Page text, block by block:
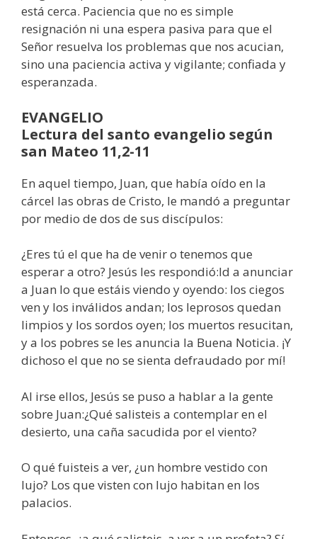
está cerca. Paciencia que no es simple
resignación ni una espera pasiva para que el
Señor resuelva los problemas que nos acucian,
sino una paciencia activa y vigilante; confiada y
esperanzada.
EVANGELIO
Lectura del santo evangelio según
san Mateo 11,2-11
En aquel tiempo, Juan, que había oído en la
cárcel las obras de Cristo, le mandó a preguntar
por medio de dos de sus discípulos:
¿Eres tú el que ha de venir o tenemos que
esperar a otro? Jesús les respondió:Id a anunciar
a Juan lo que estáis viendo y oyendo: los ciegos
ven y los inválidos andan; los leprosos quedan
limpios y los sordos oyen; los muertos resucitan,
y a los pobres se les anuncia la Buena Noticia. ¡Y
dichoso el que no se sienta defraudado por mí!
Al irse ellos, Jesús se puso a hablar a la gente
sobre Juan:¿Qué salisteis a contemplar en el
desierto, una caña sacudida por el viento?
O qué fuisteis a ver, ¿un hombre vestido con
lujo? Los que visten con lujo habitan en los
palacios.